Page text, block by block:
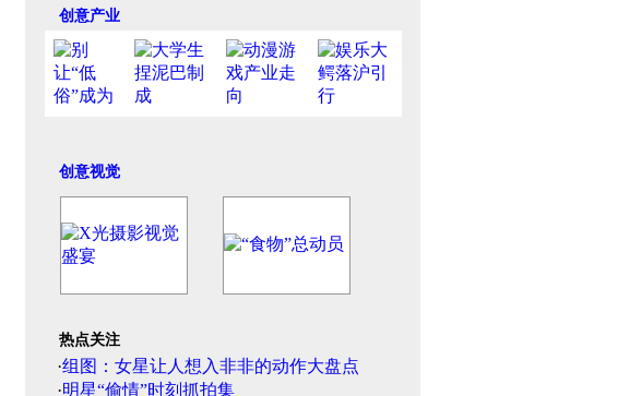
创意产业
创意视觉
热点关注
·组图：女星让人想入非非的动作大盘点
·明星“偷情”时刻抓拍集